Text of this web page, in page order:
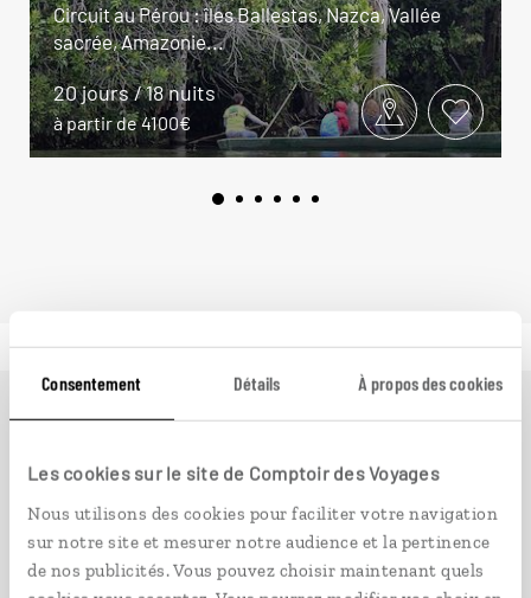
Consentement Détails À propos des cookies
Les cookies sur le site de Comptoir des Voyages
Nous utilisons des cookies pour faciliter votre navigation
sur notre site et mesurer notre audience et la pertinence
de nos publicités. Vous pouvez choisir maintenant quels
Circuit au Pérou : îles Ballestas, Nazca, Vallée
sacrée, Amazonie...
20 jours / 18 nuits
à partir de 4100€
Conçu pour ceux qui préparent leur voyage et ceux que
passionnent les découvertes et rencontres du bout du
monde, il fait naître une irrésistible envie d’aller voir
ailleurs.